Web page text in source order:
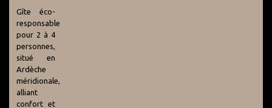
Gîte éco-
responsable
pour 2 à 4
personnes,
situé en
Ardèche
méridionale,
alliant
confort et